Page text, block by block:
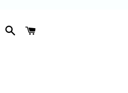
ログイン検索